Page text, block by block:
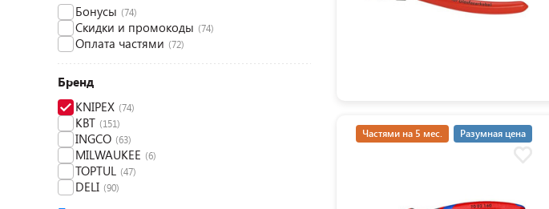
Бонусы (74)
Скидки и промокоды (74)
Оплата частями (72)
Бренд
KNIPEX (74)
КВТ (151)
INGCO (63)
MILWAUKEE (6)
TOPTUL (47)
DELI (90)
Частями на 5 мес. Разумная цена